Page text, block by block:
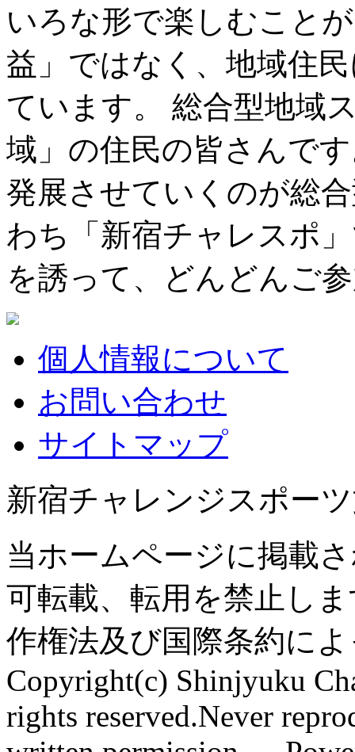
いろな形で楽しむこと
益」ではなく、地域住
ています。 総合型地域
域」の住民の皆さんで
発展させていくのが総
わち「新宿チャレスポ
を誘って、どんどんご
個人情報について
お問い合わせ
サイトマップ
新宿チャレンジスポー
当ホームページに掲載
可転載、転用を禁止し
作権法及び国際条約に
Copyright(c) Shinjyuku
rights reserved.Never